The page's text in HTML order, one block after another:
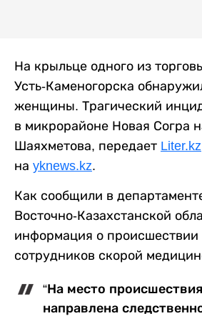
На крыльце одного из
Усть-Каменогорска
женщины. Трагический
в микрорайоне Новая Согра
Шаяхметова, передает Liter.kz
на yknews.kz.
Как сообщили в
Восточно-Казахстанской
информация о происшествии
сотрудников скорой
“На место
направлена